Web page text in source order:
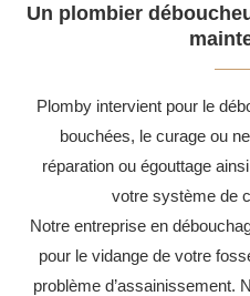
Un plombier
Plomby intervient pour le
bouchées, le curage ou
réparation ou égouttage
votre système de
Notre entreprise en
pour le vidange de votre
problème d’assainissement.